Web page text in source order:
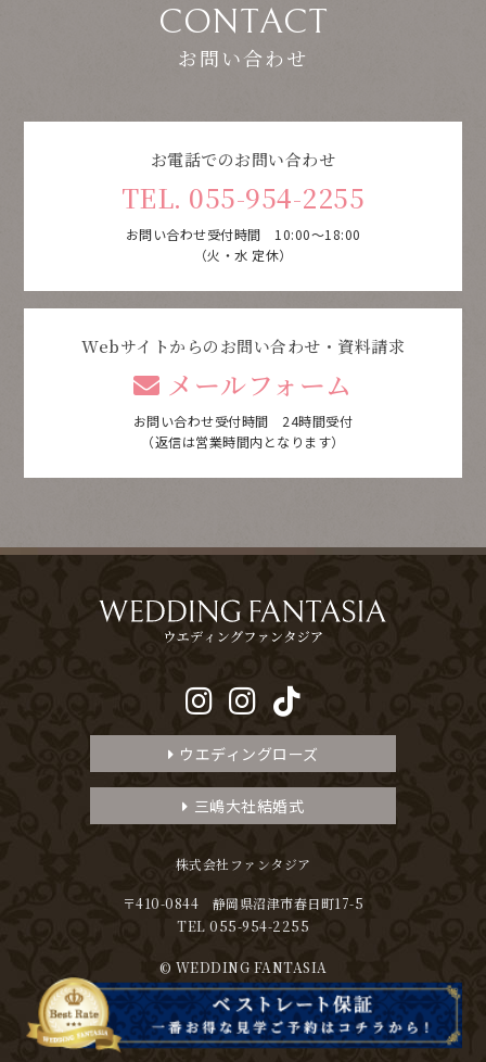
CONTACT
お問い合わせ
お電話でのお問い合わせ
TEL. 055-954-2255
お問い合わせ受付時間 10:00～18:00
（火・水 定休）
Webサイトからのお問い合わせ・資料請求
メールフォーム
お問い合わせ受付時間 24時間受付
（返信は営業時間内となります）
ウエディングローズ
三嶋大社結婚式
株式会社ファンタジア
〒410-0844 静岡県沼津市春日町17-5
TEL 055-954-2255
© WEDDING FANTASIA